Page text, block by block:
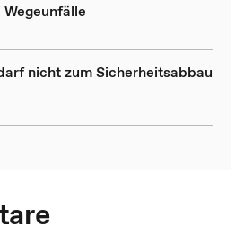
nicht zum Sicherheitsabbau